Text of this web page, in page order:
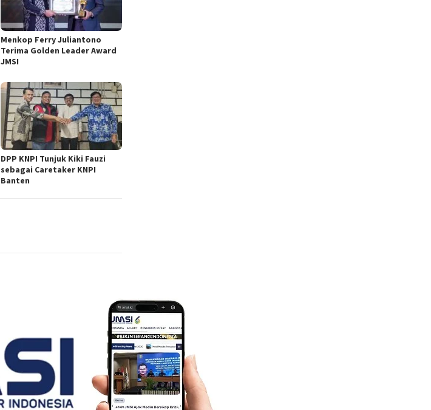
Menkop Ferry Juliantono
Terima Golden Leader Award
JMSI
DPP KNPI Tunjuk Kiki Fauzi
sebagai Caretaker KNPI
Banten